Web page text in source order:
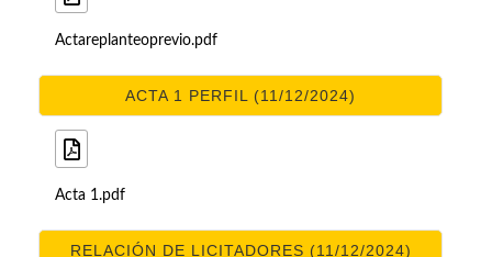
Actareplanteoprevio.pdf
ACTA 1 PERFIL (11/12/2024)
Acta 1.pdf
RELACIÓN DE LICITADORES (11/12/2024)